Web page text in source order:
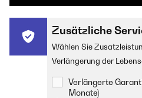
Zusätzliche
Wählen Sie
Verlängerung der
Verlängerte
Monate)